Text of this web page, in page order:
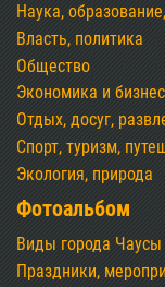
Наука,
Власть, политика
Общество
Экономика и бизнес
Отдых, досуг,
Спорт, туризм,
Экология, природа
Фотоальбом
Виды города Чаусы
Праздники,